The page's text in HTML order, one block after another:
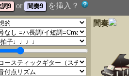
or
を挿入？
間奏